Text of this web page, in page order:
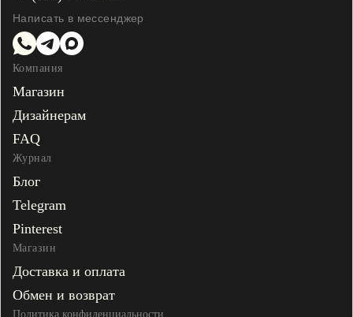
Написать в мессенджер
Компания
Магазин
Дизайнерам
FAQ
Журнал
Блог
Telegram
Pinterest
Магазин
Доставка и оплата
Обмен и возврат
Политика конфиденциальности